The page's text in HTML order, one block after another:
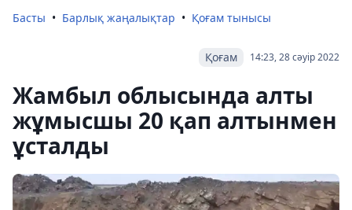
Басты Барлық жаңалықтар Қоғам тынысы
14:23, 28 сәуір 2022
Қоғам
Жамбыл облысында алты
жұмысшы 20 қап алтынмен
ұсталды